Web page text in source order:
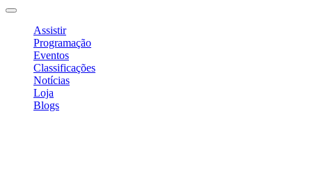
Assistir
Programação
Eventos
Classificações
Notícias
Loja
Blogs